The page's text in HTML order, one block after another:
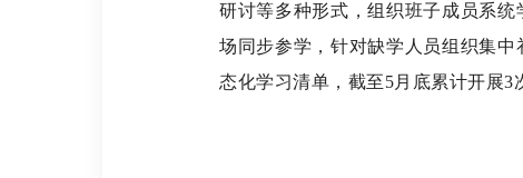
研讨等多种形式，组织班子成员系
场同步参学，针对缺学人员组织集
态化学习清单，截至5月底累计开展3